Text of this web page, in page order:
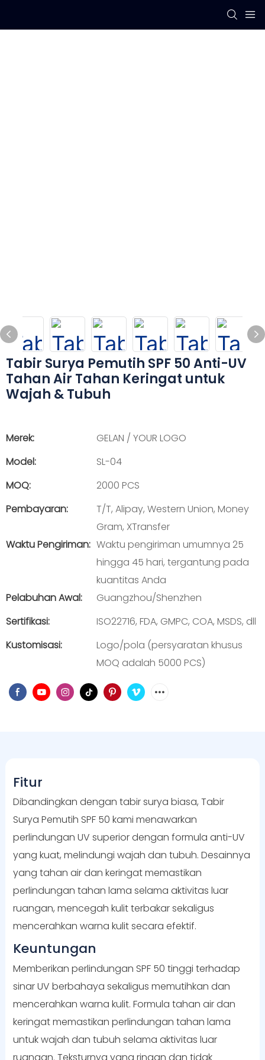
Tabir Surya Pemutih SPF 50 Anti-UV
Tahan Air Tahan Keringat untuk
Wajah & Tubuh
Merek:
GELAN / YOUR LOGO
Model:
SL-04
MOQ:
2000 PCS
Pembayaran:
T/T, Alipay, Western Union, Money
Gram, XTransfer
Waktu Pengiriman: Waktu pengiriman umumnya 25
hingga 45 hari, tergantung pada
kuantitas Anda
Pelabuhan Awal:
Guangzhou/Shenzhen
Sertifikasi:
ISO22716, FDA, GMPC, COA, MSDS, dll
Kustomisasi:
Logo/pola (persyaratan khusus
MOQ adalah 5000 PCS)
Fitur
Dibandingkan dengan tabir surya biasa, Tabir
Surya Pemutih SPF 50 kami menawarkan
perlindungan UV superior dengan formula anti-UV
yang kuat, melindungi wajah dan tubuh. Desainnya
yang tahan air dan keringat memastikan
perlindungan tahan lama selama aktivitas luar
ruangan, mencegah kulit terbakar sekaligus
mencerahkan warna kulit secara efektif.
Keuntungan
Memberikan perlindungan SPF 50 tinggi terhadap
sinar UV berbahaya sekaligus memutihkan dan
mencerahkan warna kulit. Formula tahan air dan
keringat memastikan perlindungan tahan lama
untuk wajah dan tubuh selama aktivitas luar
ruangan. Teksturnya yang ringan dan tidak